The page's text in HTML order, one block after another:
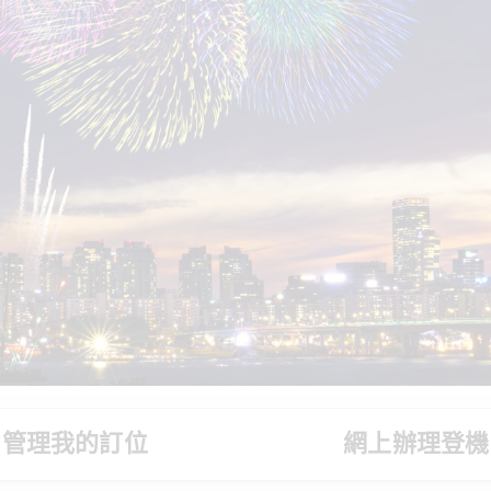
管理我的訂位 網上辦理登機